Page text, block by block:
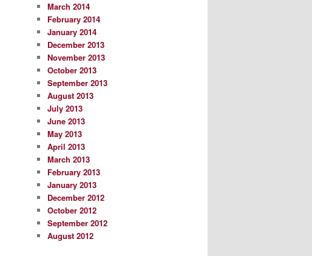
March 2014
February 2014
January 2014
December 2013
November 2013
October 2013
September 2013
August 2013
July 2013
June 2013
May 2013
April 2013
March 2013
February 2013
January 2013
December 2012
October 2012
September 2012
August 2012